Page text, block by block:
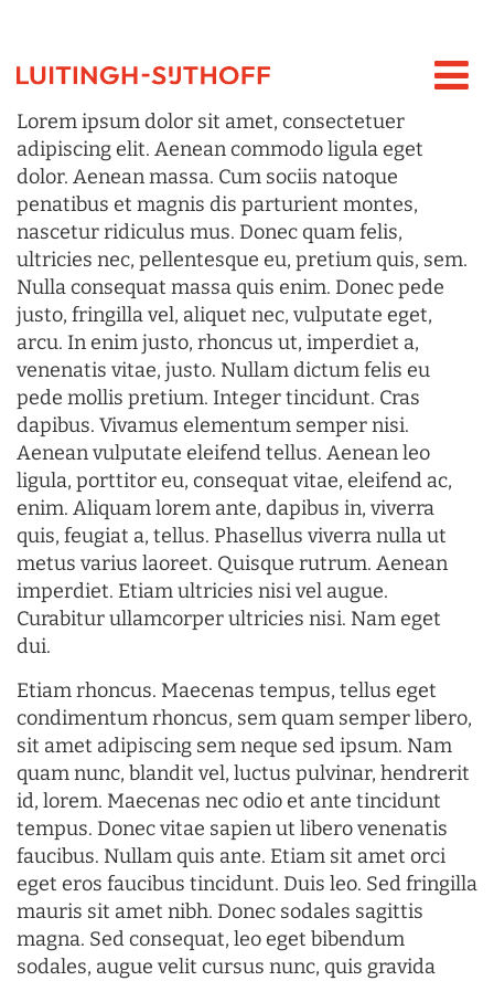
Lorem ipsum dolor sit amet, consectetuer
adipiscing elit. Aenean commodo ligula eget
dolor. Aenean massa. Cum sociis natoque
penatibus et magnis dis parturient montes,
nascetur ridiculus mus. Donec quam felis,
ultricies nec, pellentesque eu, pretium quis, sem.
Nulla consequat massa quis enim. Donec pede
justo, fringilla vel, aliquet nec, vulputate eget,
arcu. In enim justo, rhoncus ut, imperdiet a,
venenatis vitae, justo. Nullam dictum felis eu
pede mollis pretium. Integer tincidunt. Cras
dapibus. Vivamus elementum semper nisi.
Aenean vulputate eleifend tellus. Aenean leo
ligula, porttitor eu, consequat vitae, eleifend ac,
enim. Aliquam lorem ante, dapibus in, viverra
quis, feugiat a, tellus. Phasellus viverra nulla ut
metus varius laoreet. Quisque rutrum. Aenean
imperdiet. Etiam ultricies nisi vel augue.
Curabitur ullamcorper ultricies nisi. Nam eget
dui.
Etiam rhoncus. Maecenas tempus, tellus eget
condimentum rhoncus, sem quam semper libero,
sit amet adipiscing sem neque sed ipsum. Nam
quam nunc, blandit vel, luctus pulvinar, hendrerit
id, lorem. Maecenas nec odio et ante tincidunt
tempus. Donec vitae sapien ut libero venenatis
faucibus. Nullam quis ante. Etiam sit amet orci
eget eros faucibus tincidunt. Duis leo. Sed fringilla
mauris sit amet nibh. Donec sodales sagittis
magna. Sed consequat, leo eget bibendum
sodales, augue velit cursus nunc, quis gravida